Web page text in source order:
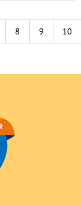
8 9 10